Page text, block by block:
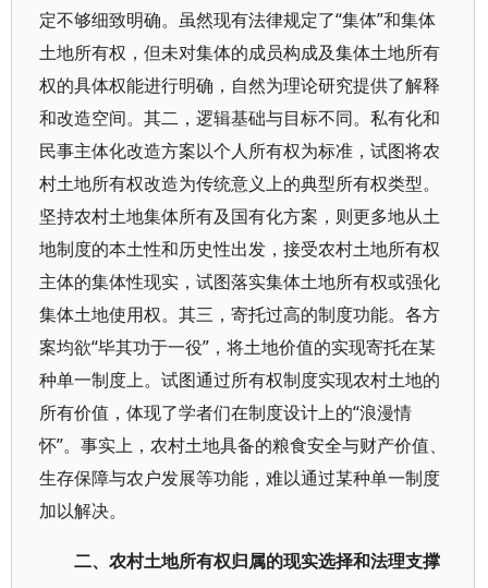
定不够细致明确。虽然现有法律规定了“集体”和集体
土地所有权，但未对集体的成员构成及集体土地所有
权的具体权能进行明确，自然为理论研究提供了解释
和改造空间。其二，逻辑基础与目标不同。私有化和
民事主体化改造方案以个人所有权为标准，试图将农
村土地所有权改造为传统意义上的典型所有权类型。
坚持农村土地集体所有及国有化方案，则更多地从土
地制度的本土性和历史性出发，接受农村土地所有权
主体的集体性现实，试图落实集体土地所有权或强化
集体土地使用权。其三，寄托过高的制度功能。各方
案均欲“毕其功于一役”，将土地价值的实现寄托在某
种单一制度上。试图通过所有权制度实现农村土地的
所有价值，体现了学者们在制度设计上的“浪漫情
怀”。事实上，农村土地具备的粮食安全与财产价值、
生存保障与农户发展等功能，难以通过某种单一制度
加以解决。
二、农村土地所有权归属的现实选择和法理支撑